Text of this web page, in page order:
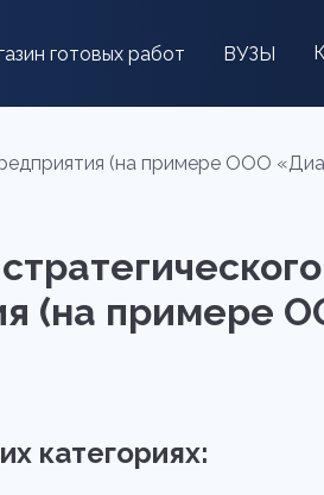
готовых работ ВУЗЫ
(на примере ООО
(на примере
категориях: